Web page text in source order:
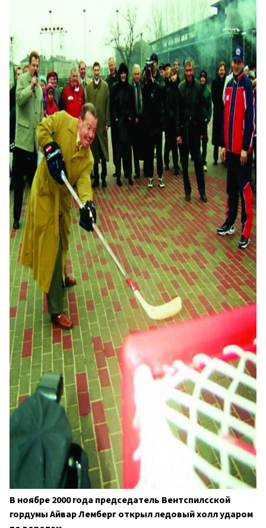
В ноябре 2000 года председатель Вентспилсской
гордумы Айвар Лемберг открыл ледовый холл ударом